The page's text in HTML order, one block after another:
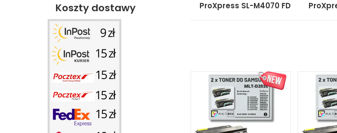
ProXpress SL-M4070 FD
Koszty dostawy